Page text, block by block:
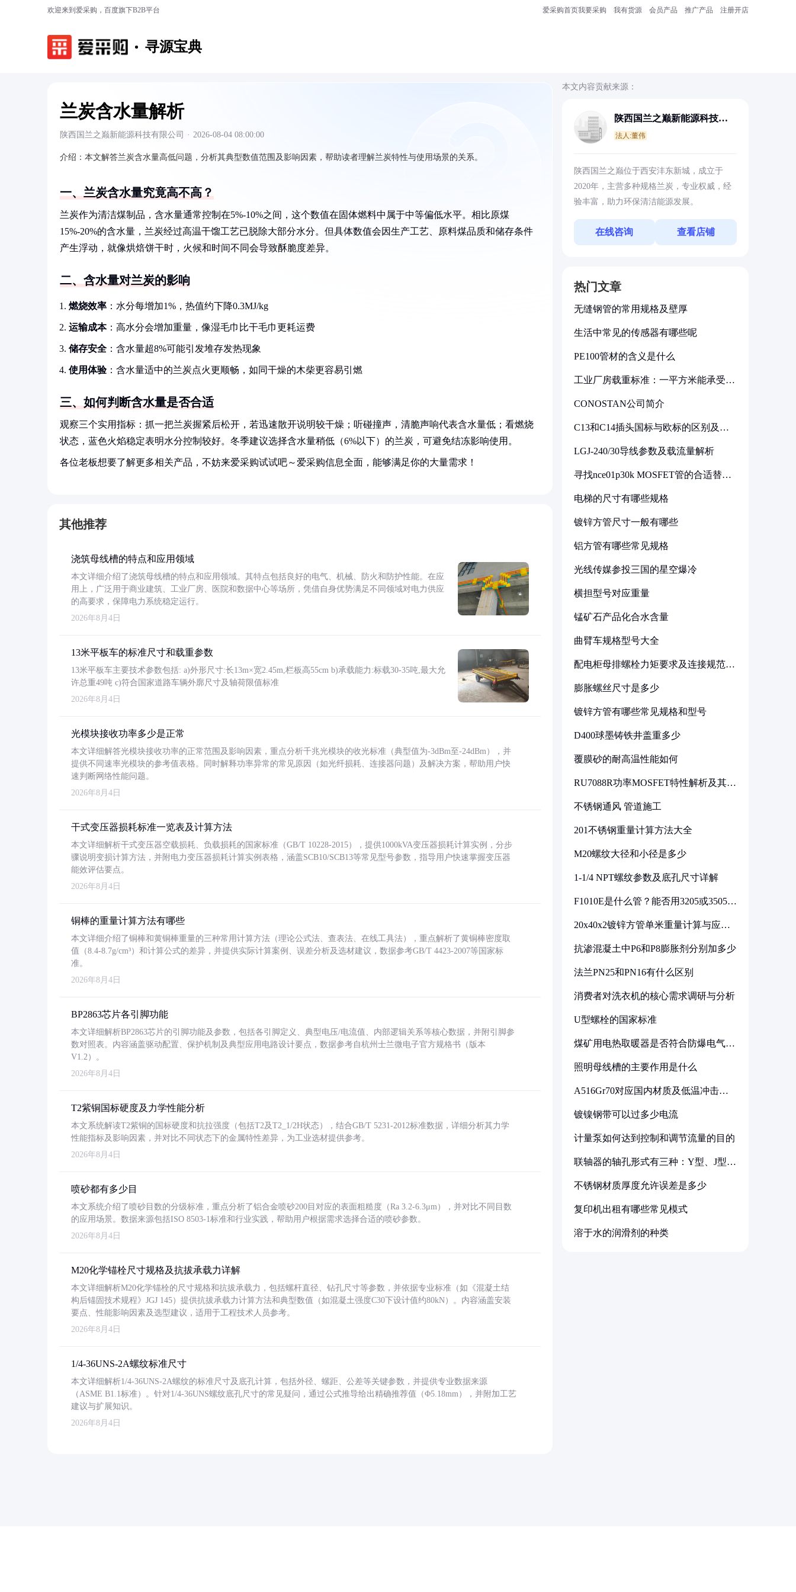
欢迎来到爱采购，百度旗下B2B平台 爱采购首页我要采购 我有货源 会员产品 推广产品 注册开店
寻源宝典
兰炭含水量解析
陕西国兰之巅新能源科技有限公司 · 2026-08-04 08:00:00
介绍： 本文解答兰炭含水量高低问题，分析其典型数值范围及影响因素，帮助读者理解兰炭特性与使用场景的关系。
一、兰炭含水量究竟高不高？
兰炭作为清洁煤制品，含水量通常控制在5%-10%之间，这个数值在固体燃料中属于中等偏低水平。相比原煤
15%-20%的含水量，兰炭经过高温干馏工艺已脱除大部分水分。但具体数值会因生产工艺、原料煤品质和储存条件
产生浮动，就像烘焙饼干时，火候和时间不同会导致酥脆度差异。
二、含水量对兰炭的影响
燃烧效率 ：水分每增加1%，热值约下降0.3MJ/kg
运输成本：高水分会增加重量，像湿毛巾比干毛巾更耗运费
储存安全 ：含水量超8%可能引发堆存发热现象
使用体验：含水量适中的兰炭点火更顺畅，如同干燥的木柴更容易引燃
三、如何判断含水量是否合适
观察三个实用指标：抓一把兰炭握紧后松开，若迅速散开说明较干燥；听碰撞声，清脆声响代表含水量低；看燃烧
状态，蓝色火焰稳定表明水分控制较好。冬季建议选择含水量稍低（6%以下）的兰炭，可避免结冻影响使用。
各位老板想要了解更多相关产品，不妨来爱采购试试吧～爱采购信息全面，能够满足你的大量需求！
其他推荐
浇筑母线槽的特点和应用领域
本文详细介绍了浇筑母线槽的特点和应用领域。其特点包括良好的电气、机械、防火和防护性能。在应
用上，广泛用于商业建筑、工业厂房、医院和数据中心等场所，凭借自身优势满足不同领域对电力供应
的高要求，保障电力系统稳定运行。
2026年8月4日
13米平板车的标准尺寸和载重参数
13米平板车主要技术参数包括: a)外形尺寸:长13m×宽2.45m,栏板高55cm b)承载能力:标载30-35吨,最大允
许总重49吨 c)符合国家道路车辆外廓尺寸及轴荷限值标准
2026年8月4日
光模块接收功率多少是正常
本文详细解答光模块接收功率的正常范围及影响因素，重点分析千兆光模块的收光标准（典型值为-3dBm至-24dBm），并
提供不同速率光模块的参考值表格。同时解释功率异常的常见原因（如光纤损耗、连接器问题）及解决方案，帮助用户快
速判断网络性能问题。
2026年8月4日
干式变压器损耗标准一览表及计算方法
本文详细解析干式变压器空载损耗、负载损耗的国家标准（GB/T 10228-2015），提供1000kVA变压器损耗计算实例，分步
骤说明变损计算方法，并附电力变压器损耗计算实例表格，涵盖SCB10/SCB13等常见型号参数，指导用户快速掌握变压器
能效评估要点。
2026年8月4日
铜棒的重量计算方法有哪些
本文详细介绍了铜棒和黄铜棒重量的三种常用计算方法（理论公式法、查表法、在线工具法），重点解析了黄铜棒密度取
值（8.4-8.7g/cm³）和计算公式的差异，并提供实际计算案例、误差分析及选材建议，数据参考GB/T 4423-2007等国家标
准。
2026年8月4日
BP2863芯片各引脚功能
本文详细解析BP2863芯片的引脚功能及参数，包括各引脚定义、典型电压/电流值、内部逻辑关系等核心数据，并附引脚参
数对照表。内容涵盖驱动配置、保护机制及典型应用电路设计要点，数据参考自杭州士兰微电子官方规格书（版本
V1.2）。
2026年8月4日
T2紫铜国标硬度及力学性能分析
本文系统解读T2紫铜的国标硬度和抗拉强度（包括T2及T2_1/2H状态），结合GB/T 5231-2012标准数据，详细分析其力学
性能指标及影响因素，并对比不同状态下的金属特性差异，为工业选材提供参考。
2026年8月4日
喷砂都有多少目
本文系统介绍了喷砂目数的分级标准，重点分析了铝合金喷砂200目对应的表面粗糙度（Ra 3.2-6.3μm），并对比不同目数
的应用场景。数据来源包括ISO 8503-1标准和行业实践，帮助用户根据需求选择合适的喷砂参数。
2026年8月4日
M20化学锚栓尺寸规格及抗拔承载力详解
本文详细解析M20化学锚栓的尺寸规格和抗拔承载力，包括螺杆直径、钻孔尺寸等参数，并依据专业标准（如《混凝土结
构后锚固技术规程》JGJ 145）提供抗拔承载力计算方法和典型数值（如混凝土强度C30下设计值约80kN）。内容涵盖安装
要点、性能影响因素及选型建议，适用于工程技术人员参考。
2026年8月4日
1/4-36UNS-2A螺纹标准尺寸
本文详细解析1/4-36UNS-2A螺纹的标准尺寸及底孔计算，包括外径、螺距、公差等关键参数，并提供专业数据来源
（ASME B1.1标准）。针对1/4-36UNS螺纹底孔尺寸的常见疑问，通过公式推导给出精确推荐值（Φ5.18mm），并附加工艺
建议与扩展知识。
2026年8月4日
本文内容贡献来源：
陕西国兰之巅新能源科技有
法人:董伟
陕西国兰之巅位于西安沣东新城，成立于
2020年，主营多种规格兰炭，专业权威，经
验丰富，助力环保清洁能源发展。
在线咨询 查看店铺
热门文章
无缝钢管的常用规格及壁厚
生活中常见的传感器有哪些呢
PE100管材的含义是什么
工业厂房载重标准：一平方米能承受多
CONOSTAN公司简介
C13和C14插头国标与欧标的区别及其
LGJ-240/30导线参数及载流量解析
寻找nce01p30k MOSFET管的合适替代
电梯的尺寸有哪些规格
镀锌方管尺寸一般有哪些
铝方管有哪些常见规格
光线传媒参投三国的星空爆冷
横担型号对应重量
锰矿石产品化合水含量
曲臂车规格型号大全
配电柜母排螺栓力矩要求及连接规范详
膨胀螺丝尺寸是多少
镀锌方管有哪些常见规格和型号
D400球墨铸铁井盖重多少
覆膜砂的耐高温性能如何
RU7088R功率MOSFET特性解析及其在
不锈钢通风 管道施工
201不锈钢重量计算方法大全
M20螺纹大径和小径是多少
1-1/4 NPT螺纹参数及底孔尺寸详解
F1010E是什么管？能否用3205或3505代
20x40x2镀锌方管单米重量计算与应用
抗渗混凝土中P6和P8膨胀剂分别加多少
法兰PN25和PN16有什么区别
消费者对洗衣机的核心需求调研与分析
U型螺栓的国家标准
煤矿用电热取暖器是否符合防爆电气设
照明母线槽的主要作用是什么
A516Gr70对应国内材质及低温冲击要
镀镍钢带可以过多少电流
计量泵如何达到控制和调节流量的目的
联轴器的轴孔形式有三种：Y型、J型、
不锈钢材质厚度允许误差是多少
复印机出租有哪些常见模式
溶于水的润滑剂的种类